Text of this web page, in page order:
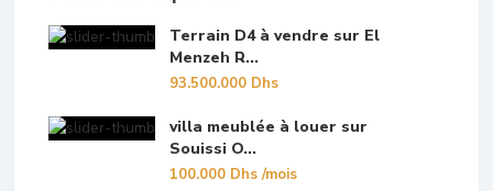
Terrain D4 à vendre sur El
Menzeh R...
93.500.000 Dhs
villa meublée à louer sur
Souissi O...
100.000 Dhs/mois